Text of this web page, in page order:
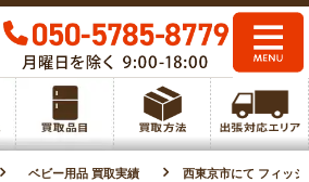
ベビー用品 買取実績 西東京市にて フィッ